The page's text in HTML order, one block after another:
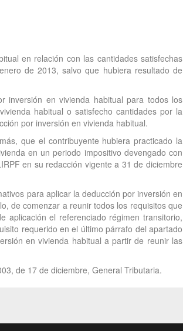
en relación con las cantidades satisfechas
de 2013, salvo que hubiera resultado de
inversión en vivienda habitual para todos los
habitual o satisfecho cantidades por la
por inversión en vivienda habitual.
que el contribuyente hubiera practicado la
en un periodo impositivo devengado con
en su redacción vigente a 31 de diciembre
para aplicar la deducción por inversión en
de comenzar a reunir todos los requisitos que
el referenciado régimen transitorio,
requerido en el último párrafo del apartado
en vivienda habitual a partir de reunir las
de 17 de diciembre, General Tributaria.